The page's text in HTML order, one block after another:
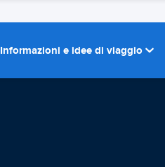
Informazioni e idee di viaggio